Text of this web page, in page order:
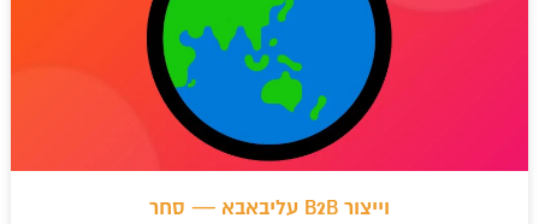
עליבאבא — סחר B2B וייצור